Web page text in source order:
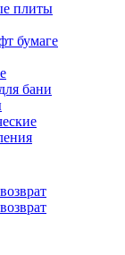
плиты
бумаге
бани